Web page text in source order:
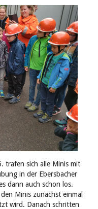
trafen sich alle Minis mit
in der Ebersbacher
dann auch schon los.
Minis zunächst einmal
wird. Danach schritten